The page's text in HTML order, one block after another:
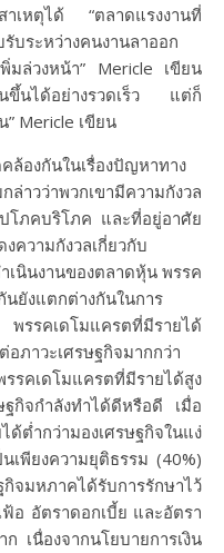
เหตุได้ “ตลาดแรงงานที่
บระหว่างคนงานลาออก
มล่วงหน้า” Mericle เขียน
ขึ้นได้อย่างรวดเร็ว แต่ก็
” Mericle เขียน
องกันในเรื่องปัญหาทาง
าวว่าพวกเขามีความกังวล
โภคบริโภค และที่อยู่อาศัย
ความกังวลเกี่ยวกับ
เนินงานของตลาดหุ้น พรรค
ยังแตกต่างกันในการ
พรรคเดโมแครตที่มีรายได้
อภาวะเศรษฐกิจมากกว่า
รคเดโมแครตที่มีรายได้สูง
กิจกำลังทำได้ดีหรือดี เมื่อ
ต่ำกว่ามองเศรษฐกิจในแง่
พียงความยุติธรรม (40%)
กิจมหภาคได้รับการรักษาไว้
อ อัตราดอกเบี้ย และอัตรา
เนื่องจากนโยบายการเงิน